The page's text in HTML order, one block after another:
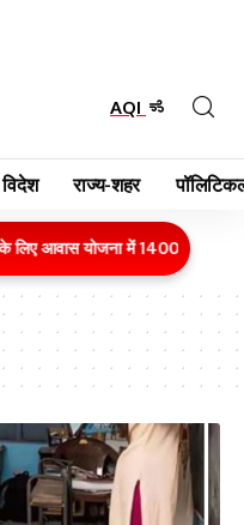
AQI
विदेश राज्य-शहर
के लिए आवास योजना में 1400 करोड़